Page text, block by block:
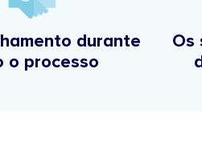
durante
o processo
Os